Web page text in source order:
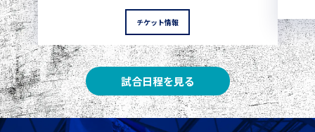
チケット情報
試合日程を見る